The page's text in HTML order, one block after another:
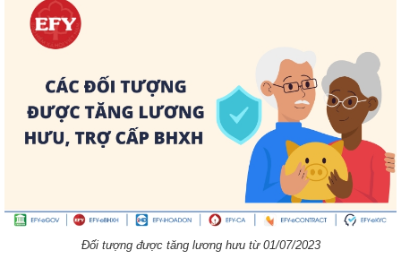
Đối tượng được tăng lương hưu từ 01/07/2023